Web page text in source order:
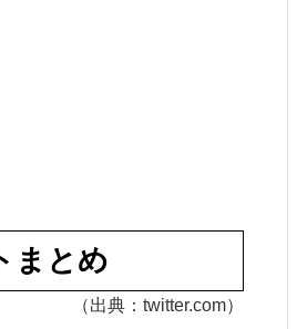
まとめ
（出典：twitter.com）